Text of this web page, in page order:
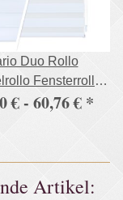
Duo Rollo
Fensterrollo
& Klickhalter
€ - 60,76 € *
Artikel: